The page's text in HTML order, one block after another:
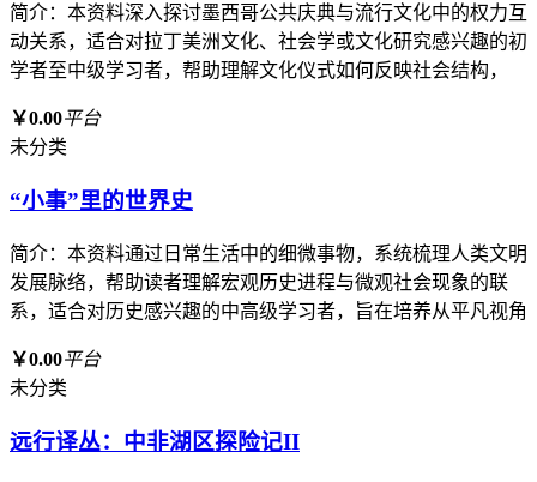
简介：本资料深入探讨墨西哥公共庆典与流行文化中的权力互
动关系，适合对拉丁美洲文化、社会学或文化研究感兴趣的初
学者至中级学习者，帮助理解文化仪式如何反映社会结构，
￥0.00平台
未分类
“小事”里的世界史
简介：本资料通过日常生活中的细微事物，系统梳理人类文明
发展脉络，帮助读者理解宏观历史进程与微观社会现象的联
系，适合对历史感兴趣的中高级学习者，旨在培养从平凡视角
￥0.00平台
未分类
远行译丛：中非湖区探险记II